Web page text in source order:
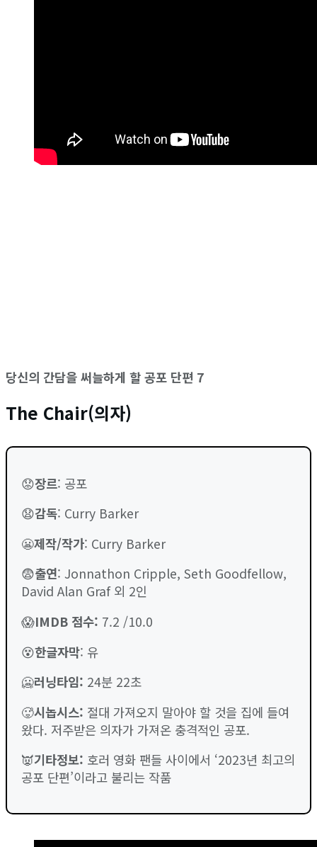
당신의 간담을 써늘하게 할 공포 단편 7
The Chair(의자)
😟장르: 공포
😧감독: Curry Barker
😬제작/작가: Curry Barker
😨출연: Jonnathon Cripple, Seth Goodfellow,
David Alan Graf 외 2인
😱IMDB 점수: 7.2 /10.0
😵한글자막: 유
🥶러닝타임: 24분 22초
🥵시놉시스: 절대 가져오지 말아야 할 것을 집에 들여
왔다. 저주받은 의자가 가져온 충격적인 공포.
👿기타정보: 호러 영화 팬들 사이에서 ‘2023년 최고의
공포 단편’이라고 불리는 작품